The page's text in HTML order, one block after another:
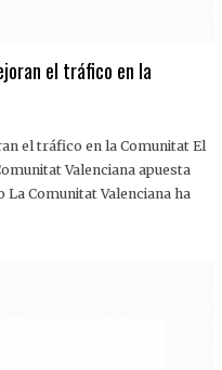
el tráfico en la
el tráfico en la Comunitat El
Valenciana apuesta
Comunitat Valenciana ha